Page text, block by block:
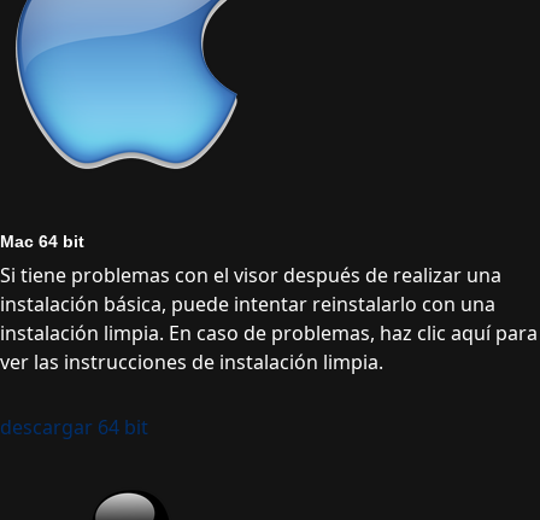
Mac 64 bit
Si tiene problemas con el visor después de realizar una
instalación básica, puede intentar reinstalarlo con una
instalación limpia. En caso de problemas, haz clic aquí para
ver las instrucciones de instalación limpia.
descargar 64 bit